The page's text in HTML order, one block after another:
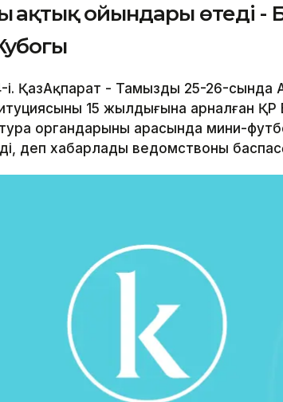
ақтық ойындары өтеді -
ҚазАқпарат - Тамыздың 25-26-сында
15 жылдығына арналған ҚР
органдарының арасында мини-
деп хабарлады ведомствоның